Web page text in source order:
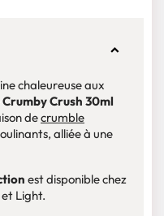
chaleureuse aux
Crush 30ml
decrumble
alliée à une
est disponible chez
Light.